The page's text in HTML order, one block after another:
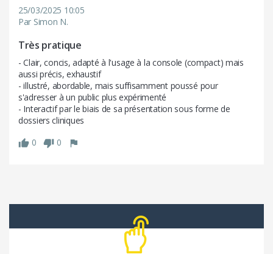
25/03/2025 10:05
Par Simon N.
Très pratique
- Clair, concis, adapté à l'usage à la console (compact) mais
aussi précis, exhaustif
- illustré, abordable, mais suffisamment poussé pour
s'adresser à un public plus expérimenté
- Interactif par le biais de sa présentation sous forme de
dossiers cliniques
0
0